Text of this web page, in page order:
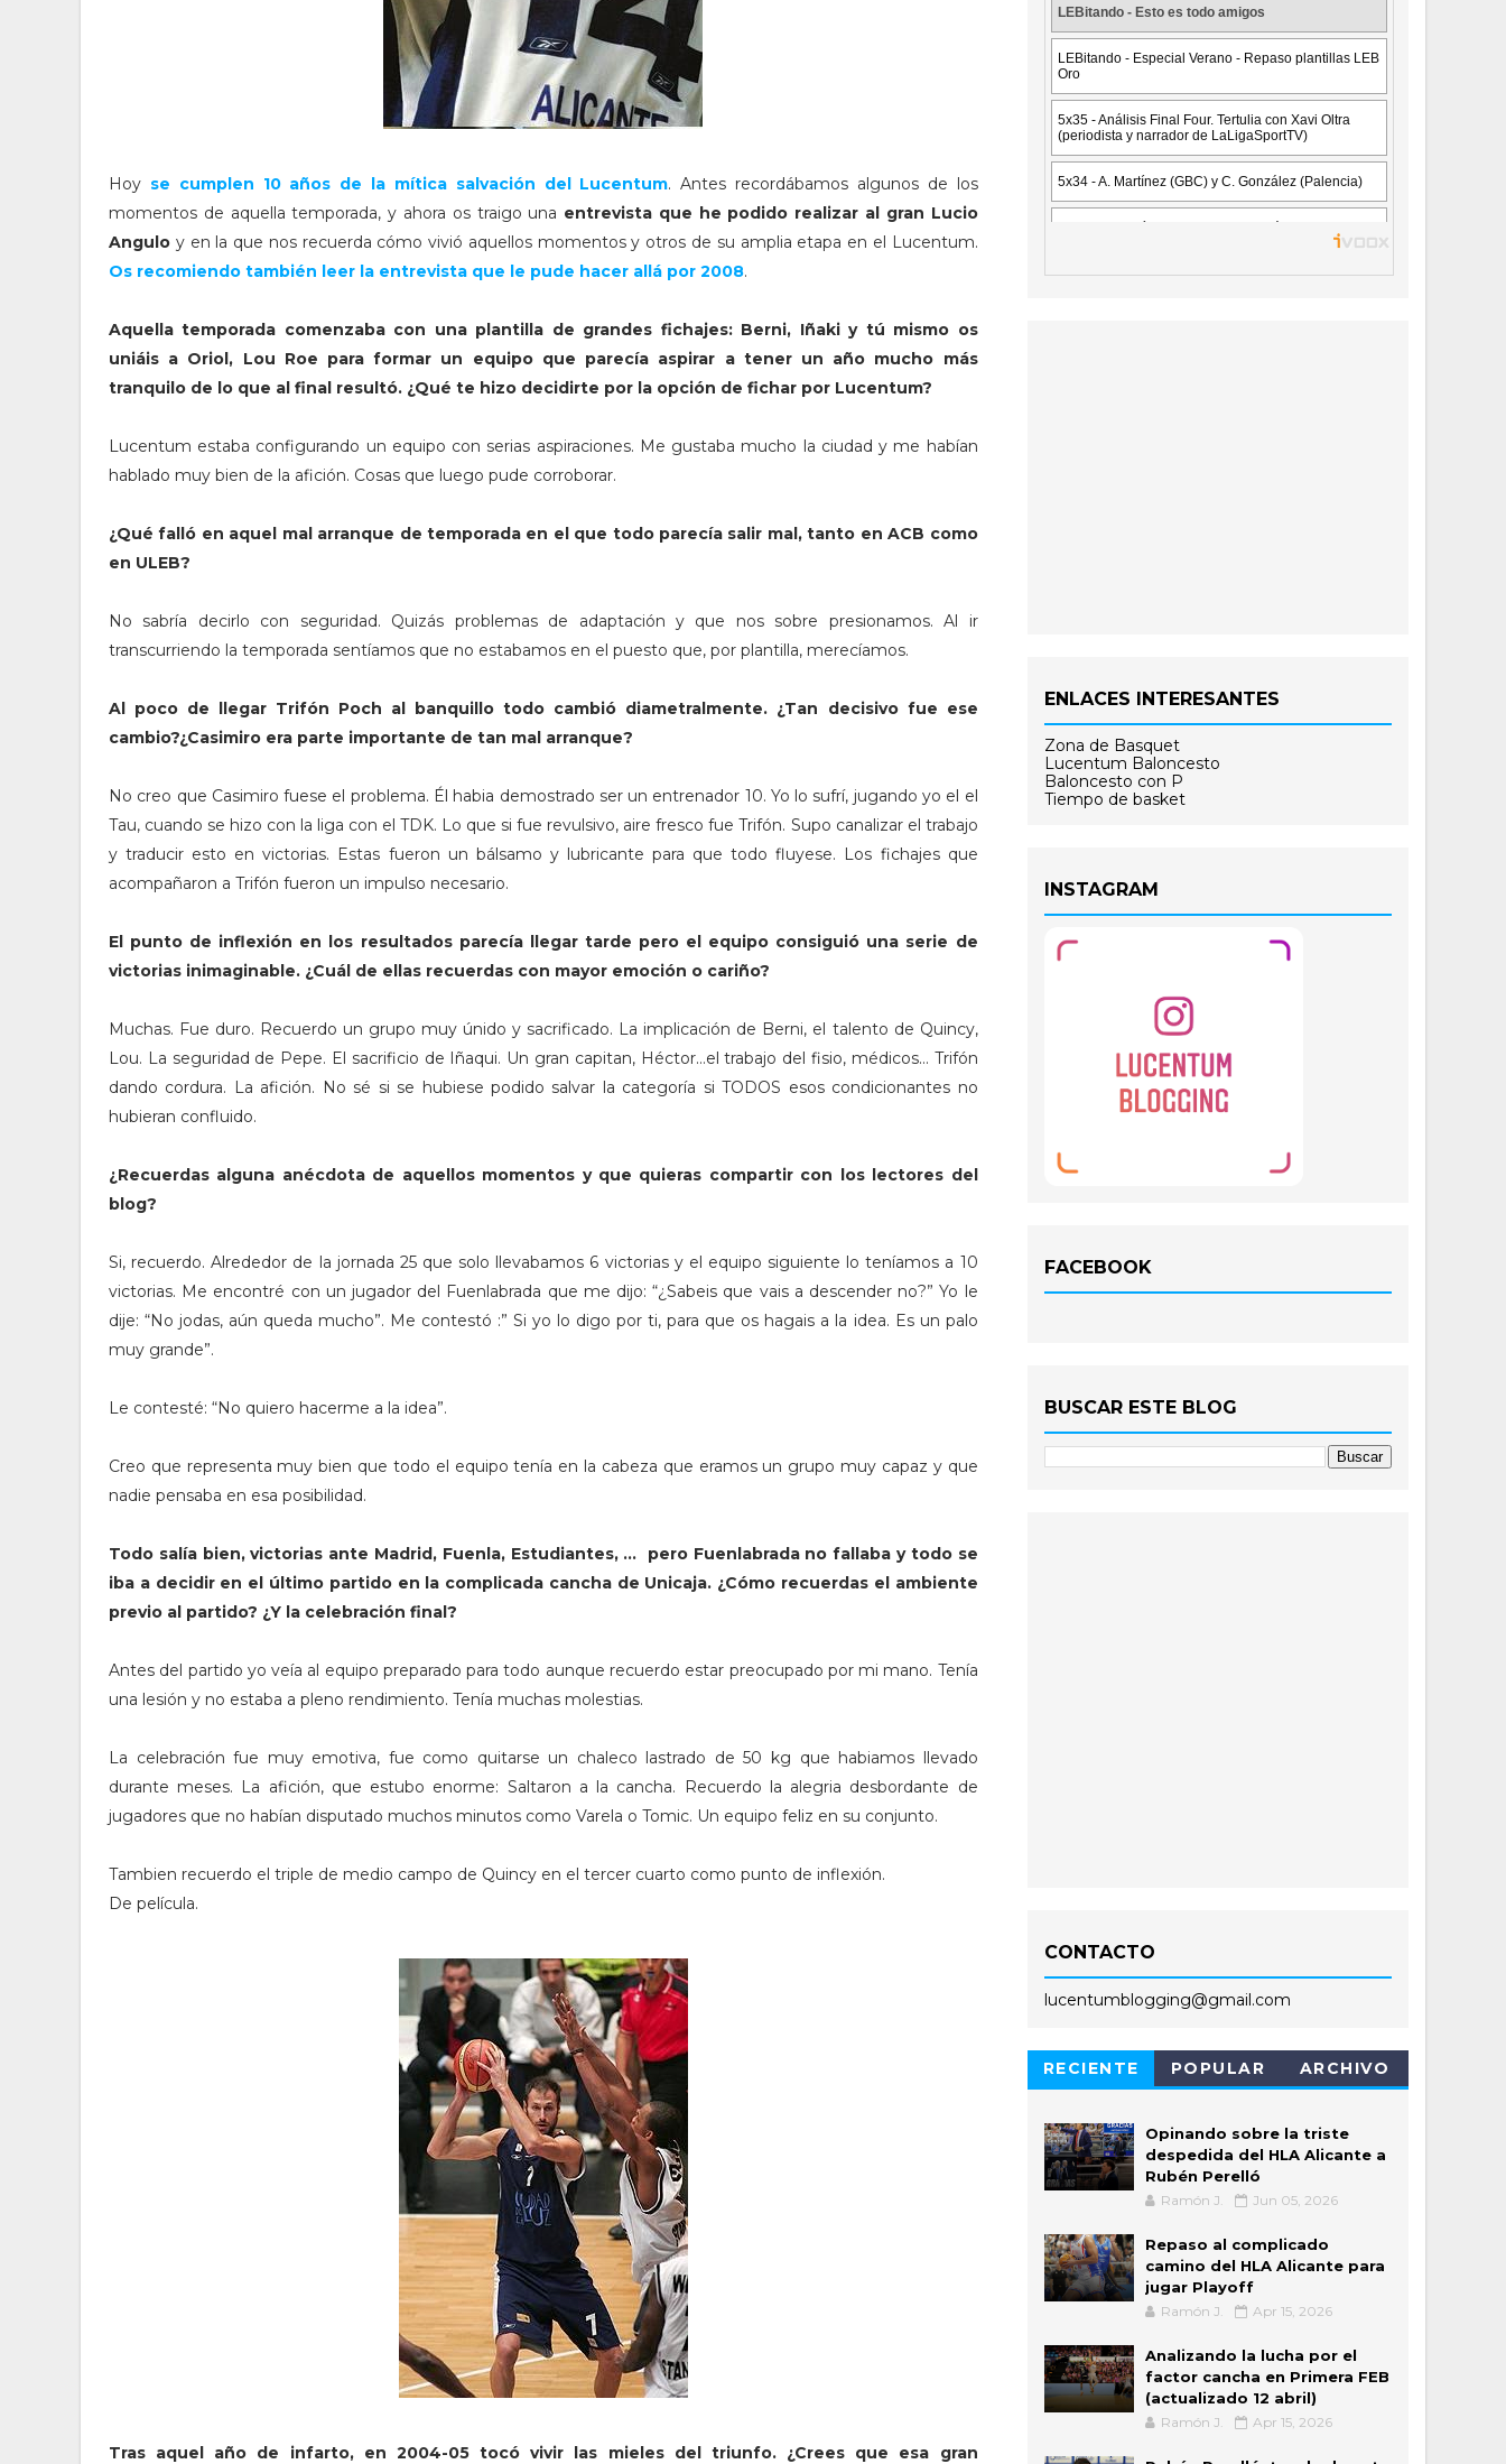
Hoy se cumplen 10 años de la mítica salvación del Lucentum. Antes recordábamos algunos de los
momentos de aquella temporada, y ahora os traigo una entrevista que he podido realizar al gran Lucio
Angulo y en la que nos recuerda cómo vivió aquellos momentos y otros de su amplia etapa en el Lucentum.
Os recomiendo también leer la entrevista que le pude hacer allá por 2008.
Aquella temporada comenzaba con una plantilla de grandes fichajes: Berni, Iñaki y tú mismo os
uniáis a Oriol, Lou Roe para formar un equipo que parecía aspirar a tener un año mucho más
tranquilo de lo que al final resultó. ¿Qué te hizo decidirte por la opción de fichar por Lucentum?
Lucentum estaba configurando un equipo con serias aspiraciones. Me gustaba mucho la ciudad y me habían
hablado muy bien de la afición. Cosas que luego pude corroborar.
¿Qué falló en aquel mal arranque de temporada en el que todo parecía salir mal, tanto en ACB como
en ULEB?
No sabría decirlo con seguridad. Quizás problemas de adaptación y que nos sobre presionamos. Al ir
transcurriendo la temporada sentíamos que no estabamos en el puesto que, por plantilla, merecíamos.
Al poco de llegar Trifón Poch al banquillo todo cambió diametralmente. ¿Tan decisivo fue ese
cambio?¿Casimiro era parte importante de tan mal arranque?
No creo que Casimiro fuese el problema. Él habia demostrado ser un entrenador 10. Yo lo sufrí, jugando yo el el
Tau, cuando se hizo con la liga con el TDK. Lo que si fue revulsivo, aire fresco fue Trifón. Supo canalizar el trabajo
y traducir esto en victorias. Estas fueron un bálsamo y lubricante para que todo fluyese. Los fichajes que
acompañaron a Trifón fueron un impulso necesario.
El punto de inflexión en los resultados parecía llegar tarde pero el equipo consiguió una serie de
victorias inimaginable. ¿Cuál de ellas recuerdas con mayor emoción o cariño?
Muchas. Fue duro. Recuerdo un grupo muy únido y sacrificado. La implicación de Berni, el talento de Quincy,
Lou. La seguridad de Pepe. El sacrificio de Iñaqui. Un gran capitan, Héctor…el trabajo del fisio, médicos... Trifón
dando cordura. La afición. No sé si se hubiese podido salvar la categoría si TODOS esos condicionantes no
hubieran confluido.
¿Recuerdas alguna anécdota de aquellos momentos y que quieras compartir con los lectores del
blog?
Si, recuerdo. Alrededor de la jornada 25 que solo llevabamos 6 victorias y el equipo siguiente lo teníamos a 10
victorias. Me encontré con un jugador del Fuenlabrada que me dijo: “¿Sabeis que vais a descender no?” Yo le
dije: “No jodas, aún queda mucho”. Me contestó :” Si yo lo digo por ti, para que os hagais a la idea. Es un palo
muy grande”.
Le contesté: “No quiero hacerme a la idea”.
Creo que representa muy bien que todo el equipo tenía en la cabeza que eramos un grupo muy capaz y que
nadie pensaba en esa posibilidad.
Todo salía bien, victorias ante Madrid, Fuenla, Estudiantes, …
pero Fuenlabrada no fallaba y todo se
iba a decidir en el último partido en la complicada cancha de Unicaja. ¿Cómo recuerdas el ambiente
previo al partido? ¿Y la celebración final?
Antes del partido yo veía al equipo preparado para todo aunque recuerdo estar preocupado por mi mano. Tenía
una lesión y no estaba a pleno rendimiento. Tenía muchas molestias.
La celebración fue muy emotiva, fue como quitarse un chaleco lastrado de 50 kg que habiamos llevado
durante meses. La afición, que estubo enorme: Saltaron a la cancha. Recuerdo la alegria desbordante de
jugadores que no habían disputado muchos minutos como Varela o Tomic. Un equipo feliz en su conjunto.
Tambien recuerdo el triple de medio campo de Quincy en el tercer cuarto como punto de inflexión.
De película.
Tras aquel año de infarto, en 2004-05 tocó vivir las mieles del triunfo. ¿Crees que esa gran
ENLACES INTERESANTES
Zona de Basquet
Lucentum Baloncesto
Baloncesto con P
Tiempo de basket
INSTAGRAM
FACEBOOK
BUSCAR ESTE BLOG
CONTACTO
lucentumblogging@gmail.com
RECIENTE POPULAR ARCHIVO
Opinando sobre la triste
despedida del HLA Alicante a
Rubén Perelló
Ramón J. Jun 05, 2026
Repaso al complicado
camino del HLA Alicante para
jugar Playoff
Ramón J. Apr 15, 2026
Analizando la lucha por el
factor cancha en Primera FEB
(actualizado 12 abril)
Ramón J. Apr 15, 2026